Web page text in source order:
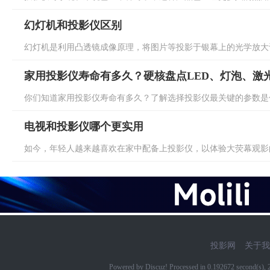
幻灯机和投影仪区别
幻灯机是利用凸透镜成像原理，将图片等投影于银幕上的光学放
家用投影仪寿命有多久？硬核盘点LED、灯泡、激
你们知道家用投影仪寿命有多久？了解选择投影仪最关键的参数
电视和投影仪哪个更实用
如今，年轻人越来越喜欢在家中配备上投影仪，以体验大荧幕观
投影网 关于
Powered by Discuz! Processed in 0.192672